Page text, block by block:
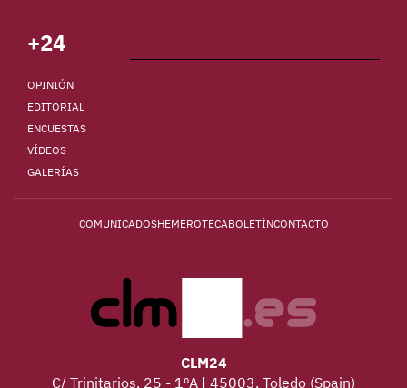
+24
OPINIÓN
EDITORIAL
ENCUESTAS
VÍDEOS
GALERÍAS
COMUNICADOSHEMEROTECABOLETÍNCONTACTO
CLM24
C/ Trinitarios, 25 - 1ºA | 45003, Toledo (Spain)